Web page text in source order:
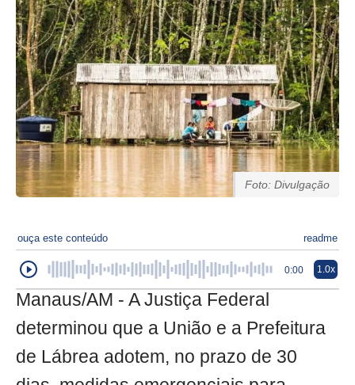
Foto: Divulgação
ouça este conteúdo readme
0:00 1.0x
Manaus/AM - A Justiça Federal
determinou que a União e a Prefeitura
de Lábrea adotem, no prazo de 30